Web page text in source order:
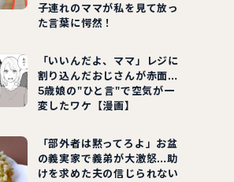
子連れのママが私を見て放っ
た言葉に愕然！
「いいんだよ、ママ」レジに
割り込んだおじさんが赤面…
5歳娘の"ひと言"で空気が一
変したワケ【漫画】
「部外者は黙ってろよ」お盆
の義実家で義弟が大激怒…助
けを求めた夫の信じられない